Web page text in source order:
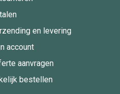
en levering
account
aanvragen
bestellen